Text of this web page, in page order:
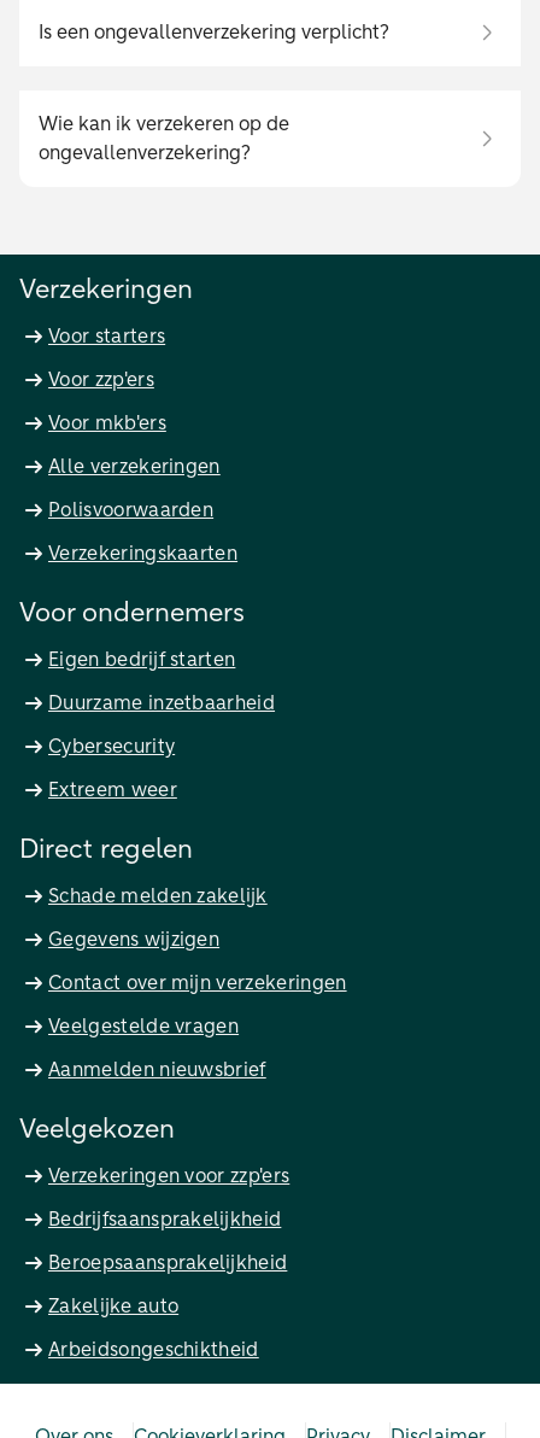
Is een ongevallenverzekering verplicht?
Wie kan ik verzekeren op de
ongevallenverzekering?
Verzekeringen
Voor starters
Voor zzp'ers
Voor mkb'ers
Alle verzekeringen
Polisvoorwaarden
Verzekeringskaarten
Voor ondernemers
Eigen bedrijf starten
Duurzame inzetbaarheid
Cybersecurity
Extreem weer
Direct regelen
Schade melden zakelijk
Gegevens wijzigen
Contact over mijn verzekeringen
Veelgestelde vragen
Aanmelden nieuwsbrief
Veelgekozen
Verzekeringen voor zzp'ers
Bedrijfsaansprakelijkheid
Beroepsaansprakelijkheid
Zakelijke auto
Arbeidsongeschiktheid